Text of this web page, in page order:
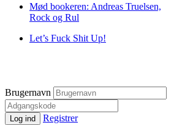
Mød bookeren: Andreas Truelsen,
Rock og Rul
Let’s Fuck Shit Up!
Brugernavn
Log ind
Registrer